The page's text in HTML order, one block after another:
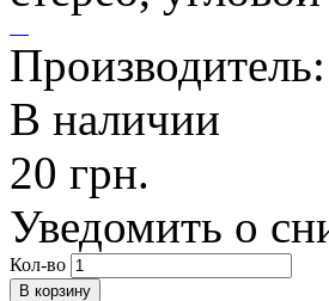
Производитель:
В наличии
20 грн.
Уведомить о
Кол-во